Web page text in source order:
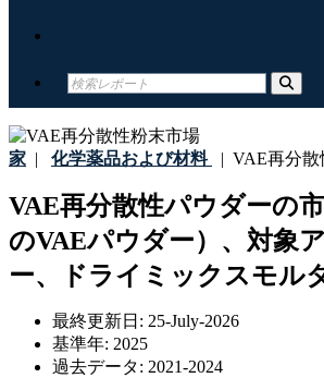
家 | 化学薬品および材料 | VAE再分
VAE再分散性パウダーの
のVAEパウダー）、対象
ー、ドライミックスモル
最終更新日: 25-July-2026
基準年: 2025
過去データ: 2021-2024